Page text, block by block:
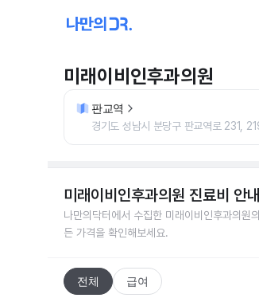
미래이비인후과의원
판교역
경기도 성남시 분당구 판교역로 231,
미래이비인후과의원 진료비 안내
나만의닥터에서 수집한 미래이비인후과의원
든 가격을 확인해보세요.
전체 급여